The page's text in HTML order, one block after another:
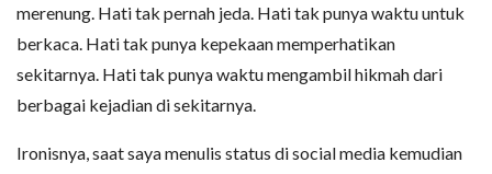
merenung. Hati tak pernah jeda. Hati tak punya waktu untuk
berkaca. Hati tak punya kepekaan memperhatikan
sekitarnya. Hati tak punya waktu mengambil hikmah dari
berbagai kejadian di sekitarnya.
Ironisnya, saat saya menulis status di social media kemudian